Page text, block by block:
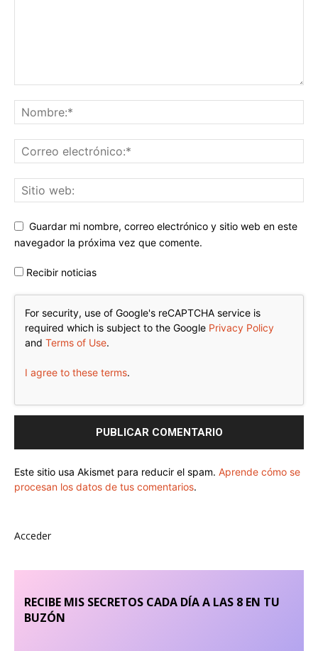
Guardar mi nombre, correo electrónico y sitio web en este
navegador la próxima vez que comente.
Recibir noticias
For security, use of Google's reCAPTCHA service is
required which is subject to the Google Privacy Policy
and Terms of Use.
I agree to these terms.
Este sitio usa Akismet para reducir el spam. Aprende cómo se
procesan los datos de tus comentarios.
Acceder
RECIBE MIS SECRETOS CADA DÍA A LAS 8 EN TU
BUZÓN